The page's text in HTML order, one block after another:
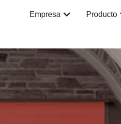
Empresa Producto